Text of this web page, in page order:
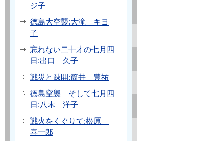
ジ子
徳島大空襲:大滝 キヨ
子
忘れない二十才の七月四
日:出口 久子
戦災と疎開:筒井 豊祐
徳島空襲 そして七月四
日:八木 洋子
戦火をくぐりて:松原
喜一郎